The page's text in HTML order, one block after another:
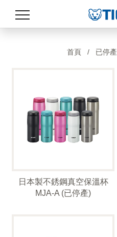
LANGUAGE
首頁 / 已停產
日本製不銹鋼真空保溫杯
MJA-A (已停產)